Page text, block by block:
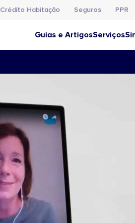
Crédito Habitação Seguros PPR
Guias e ArtigosServiços